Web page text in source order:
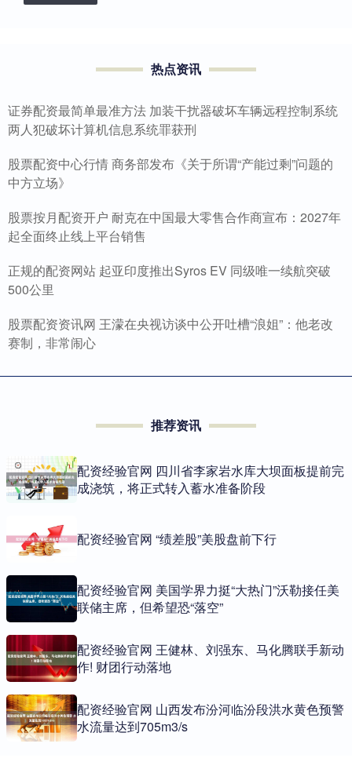
热点资讯
证券配资最简单最准方法 加装干扰器破坏车辆远程控制系统
两人犯破坏计算机信息系统罪获刑
股票配资中心行情 商务部发布《关于所谓“产能过剩”问题的
中方立场》
股票按月配资开户 耐克在中国最大零售合作商宣布：2027年
起全面终止线上平台销售
正规的配资网站 起亚印度推出Syros EV 同级唯一续航突破
500公里
股票配资资讯网 王濛在央视访谈中公开吐槽“浪姐”：他老改
赛制，非常闹心
推荐资讯
配资经验官网 四川省李家岩水库大坝面板提前完
成浇筑，将正式转入蓄水准备阶段
配资经验官网 “绩差股”美股盘前下行
配资经验官网 美国学界力挺“大热门”沃勒接任美
联储主席，但希望恐“落空”
配资经验官网 王健林、刘强东、马化腾联手新动
作! 财团行动落地
配资经验官网 山西发布汾河临汾段洪水黄色预警
水流量达到705m3/s